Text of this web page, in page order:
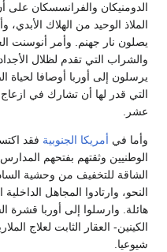
الدومنيكان والفرانسسكان على
الملاذ الوحيد من الهلاك الأبدي،
يصلون نار جهنم. وأمر أنوسنت
والشراب التي تقدم لظلال
يرسلون إلى أوربا أوصافا لحياة
التي قدر لها أن تشارك في
عشر.
وأما في أمريكا الجنوبية فقد
الوطنيين وثقتهم بفتحهم
الشاقة للتخفيف من وحشية
النحو، وارتادوا المجاهل
هائلة. وارسلوا إلى أوربا قشرة
الكينين- العقار الثابت لعلاج
شيوعيا.